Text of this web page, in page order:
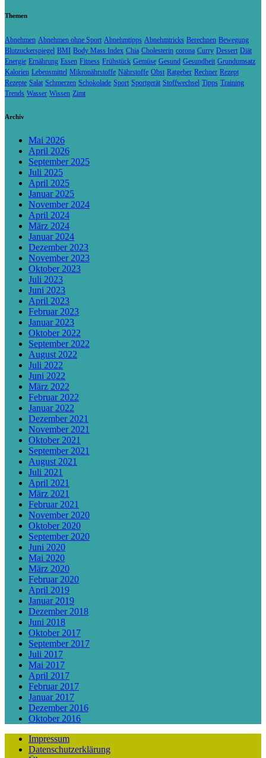
Themen
Abnehmen Abnehmen ohne Sport Abnehmtipps Abnehmtricks Berechnen Bewegung
Blutzuckerspiegel BMI Body Mass Index Chia Cholesterin corona Curry Dessert Diät
Energie Ernährung Essen Fitness Frühstück Gemüse Gesund Gesundheit Grundumsatz
Kalorien Lebensmittel Mikronährstoffe Nährstoffe Obst Ratgeber Rechner Rezept
Rezepte Salat Schmerzen Schokolade Sport Sportgerät Stoffwechsel Tipps Training
Trends Wasser Wissen Zimt
Archiv
Mai 2026
April 2026
September 2025
Juli 2025
April 2025
Januar 2025
November 2024
April 2024
März 2024
Januar 2024
Dezember 2023
November 2023
Oktober 2023
Juli 2023
Juni 2023
April 2023
Februar 2023
Januar 2023
Oktober 2022
September 2022
August 2022
Juli 2022
Juni 2022
März 2022
Februar 2022
Januar 2022
Dezember 2021
November 2021
Oktober 2021
September 2021
August 2021
Juli 2021
April 2021
März 2021
Februar 2021
November 2020
Oktober 2020
September 2020
Juni 2020
Mai 2020
März 2020
Februar 2020
April 2019
Januar 2019
Dezember 2018
Juni 2018
Oktober 2017
September 2017
Juli 2017
Mai 2017
April 2017
Februar 2017
Januar 2017
Dezember 2016
Oktober 2016
Impressum
Datenschutzerklärung